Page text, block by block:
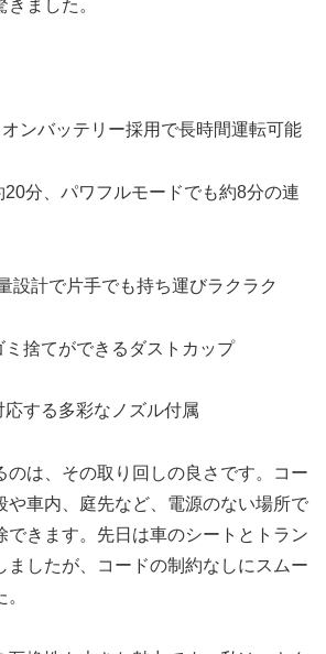
ました。
ンバッテリー採用で長時間運転可能
分、パワフルモードでも約8分の連
設計で片手でも持ち運びラクラク
ミ捨てができるダストカップ
する多彩なノズル付属
のは、その取り回しの良さです。コー
や車内、庭先など、電源のない場所で
できます。先日は車のシートとトラン
ましたが、コードの制約なしにスムー